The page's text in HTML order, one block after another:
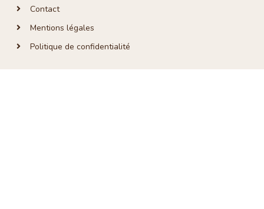
Contact
Mentions légales
Politique de confidentialité